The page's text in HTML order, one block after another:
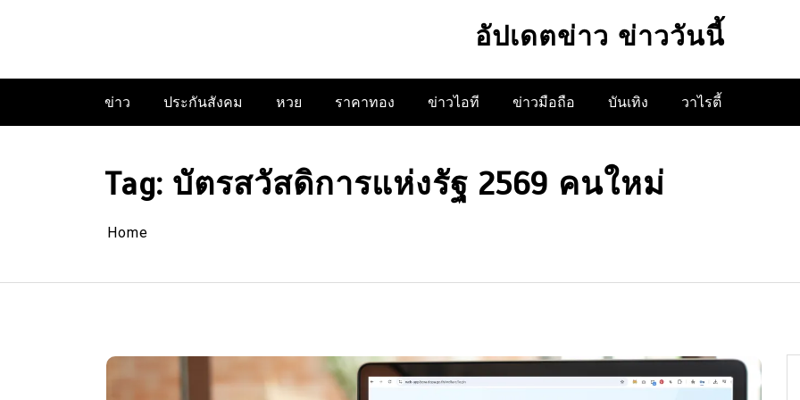
อัปเดตข่าว ข่าววันนี้
ข่าว ประกันสังคม หวย ราคาทอง ข่าวไอที ข่าวมือถือ บันเทิง วาไรตี้
Tag: บัตรสวัสดิการแห่งรัฐ 2569 คนใหม่
Home